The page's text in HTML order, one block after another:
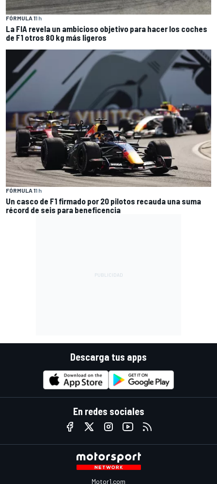
FÓRMULA 11 h
La FIA revela un ambicioso objetivo para hacer los coches
de F1 otros 80 kg más ligeros
FÓRMULA 11 h
Un casco de F1 firmado por 20 pilotos recauda una suma
récord de seis para beneficencia
Descarga tus apps
En redes sociales
Motor1.com